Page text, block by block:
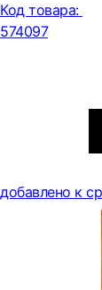
Код товара:
574097
добавлено к